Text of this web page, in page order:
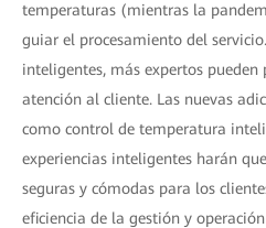
temperaturas (mientras la
guiar el procesamiento del
inteligentes, más expertos
atención al cliente. Las nuevas
como control de temperatura
experiencias inteligentes harán
seguras y cómodas para los
eficiencia de la gestión y